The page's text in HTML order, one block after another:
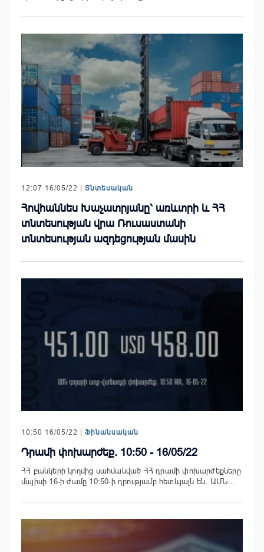
12:07 16/05/22 | Տնտեսական
Հովհաննես Խաչատրյանը՝ առևտրի և ՀՀ
տնտեսության վրա Ռուսաստանի
տնտեսության ազդեցության մասին
10:50 16/05/22 | Ֆինանսական
Դրամի փոխարժեք. 10:50 - 16/05/22
ՀՀ բանկերի կողմից սահմանված ՀՀ դրամի փոխարժեքները
մայիսի 16-ի ժամը 10:50-ի դրությամբ հետևյալն են. ԱՄՆ…